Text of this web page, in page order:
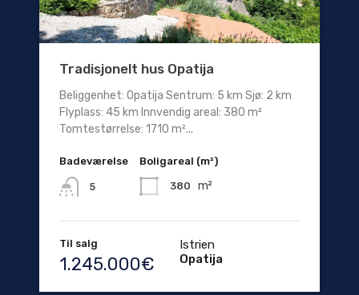
Tradisjonelt hus Opatija
Beliggenhet: Opatija Sentrum: 5 km Sjø: 2 km
Flyplass: 45 km Innvendig areal: 380 m²
Tomtestørrelse: 1710 m²...
Badeværelse
5
Boligareal (m²)
380 m²
Til salg
1.245.000€
Istrien
Opatija